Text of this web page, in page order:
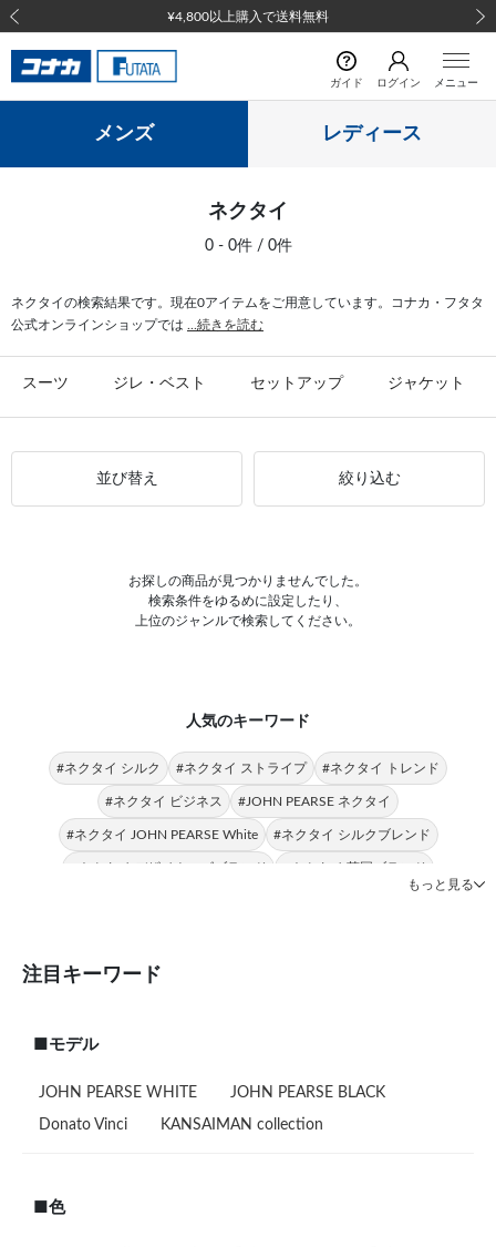
¥4,800以上購入で送料無料
前の画像
ガイド ログイン メニュー
メンズ レディース
ネクタイ
0 - 0件 / 0件
ネクタイの検索結果です。現在0アイテムをご用意しています。コナカ・フタタ
公式オンラインショップでは
...続きを読む
スーツ ジレ・ベスト セットアップ ジャケット
並び替え 絞り込む
お探しの商品が見つかりませんでした。
検索条件をゆるめに設定したり、
上位のジャンルで検索してください。
人気のキーワード
#ネクタイ シルク #ネクタイ ストライプ #ネクタイ トレンド
#ネクタイ ビジネス #JOHN PEARSE ネクタイ
#ネクタイ JOHN PEARSE White #ネクタイ シルクブレンド
#ネクタイ デザイナーズブランド #ネクタイ 英国ブランド
#ネクタイ Donato Vinci Italy
もっと見る
注目キーワード
■モデル
JOHN PEARSE WHITE JOHN PEARSE BLACK
Donato Vinci KANSAIMAN collection
■色